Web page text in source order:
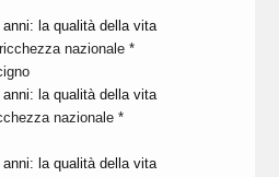
la qualità della vita
nazionale *
la qualità della vita
nazionale *
la qualità della vita